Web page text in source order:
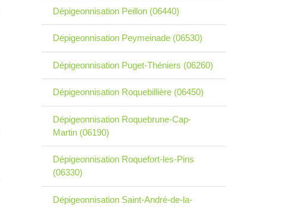
Dépigeonnisation Peillon (06440)
Dépigeonnisation Peymeinade (06530)
Dépigeonnisation Puget-Théniers (06260)
Dépigeonnisation Roquebillière (06450)
Dépigeonnisation Roquebrune-Cap-
Martin (06190)
Dépigeonnisation Roquefort-les-Pins
(06330)
Dépigeonnisation Saint-André-de-la-